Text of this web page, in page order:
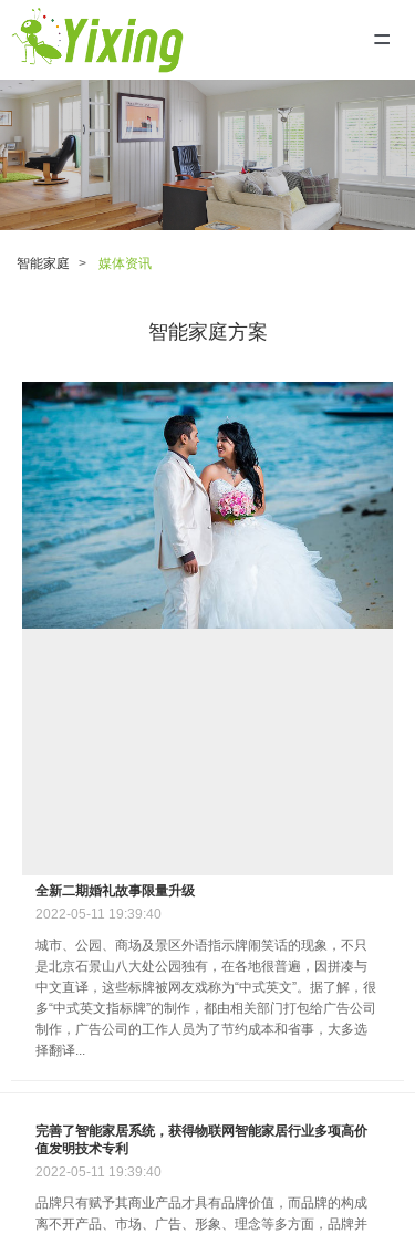
=
首
关
产
智能家庭 媒体资讯
智能家庭方案
全新二期婚礼故事限量升级
2022-05-11 19:39:40
城市、公园、商场及景区外语指示牌闹笑话的现象，不只
是北京石景山八大处公园独有，在各地很普遍，因拼凑与
中文直译，这些标牌被网友戏称为“中式英文”。据了解，很
多“中式英文指标牌”的制作，都由相关部门打包给广告公司
制作，广告公司的工作人员为了节约成本和省事，大多选
择翻译...
完善了智能家居系统，获得物联网智能家居行业多项高价
值发明技术专利
2022-05-11 19:39:40
品牌只有赋予其商业产品才具有品牌价值，而品牌的构成
离不开产品、市场、广告、形象、理念等多方面，品牌并